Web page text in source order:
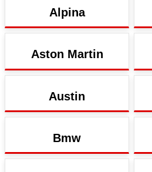
Alpina
Aston Martin
Austin
Bmw